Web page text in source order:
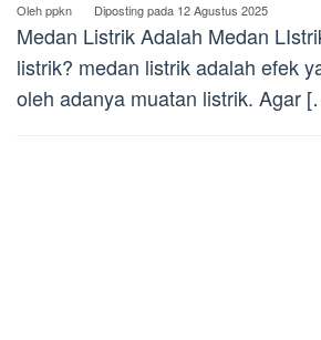
Olehppkn Diposting pada 12 Agustus 2025
Medan Listrik Adalah Medan
listrik? medan listrik adalah efek
oleh adanya muatan listrik. Agar